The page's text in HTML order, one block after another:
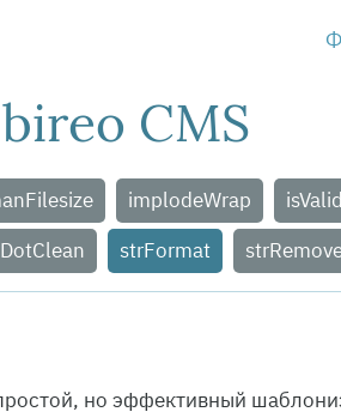
CMS
implodeWrap
strFormat
но эффективный